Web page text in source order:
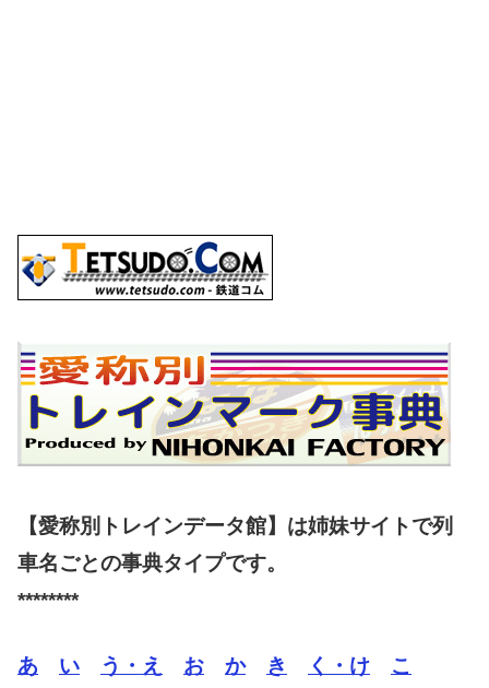
【愛称別トレインデータ館】は姉妹サイトで列
車名ごとの事典タイプです。
********
あ い う・え お か き く・け
こ